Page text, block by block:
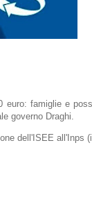
euro: famiglie e
governo Draghi.
dell'ISEE all'Inps